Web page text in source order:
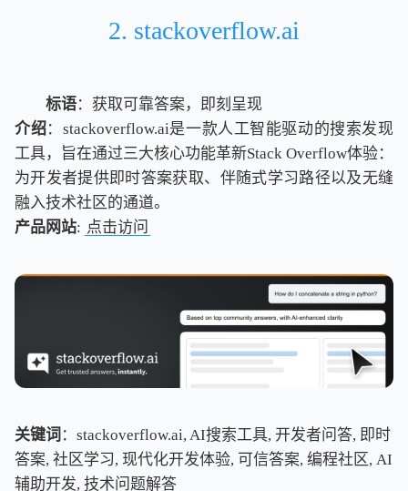
2. stackoverflow.ai
标语：获取可靠答案，即刻呈现
介绍：stackoverflow.ai是一款人工智能驱动的搜索发现
工具，旨在通过三大核心功能革新Stack Overflow体验：
为开发者提供即时答案获取、伴随式学习路径以及无缝
融入技术社区的通道。
产品网站: 点击访问
关键词 ：stackoverflow.ai, AI搜索工具, 开发者问答, 即时
答案, 社区学习, 现代化开发体验, 可信答案, 编程社区, AI
辅助开发, 技术问题解答